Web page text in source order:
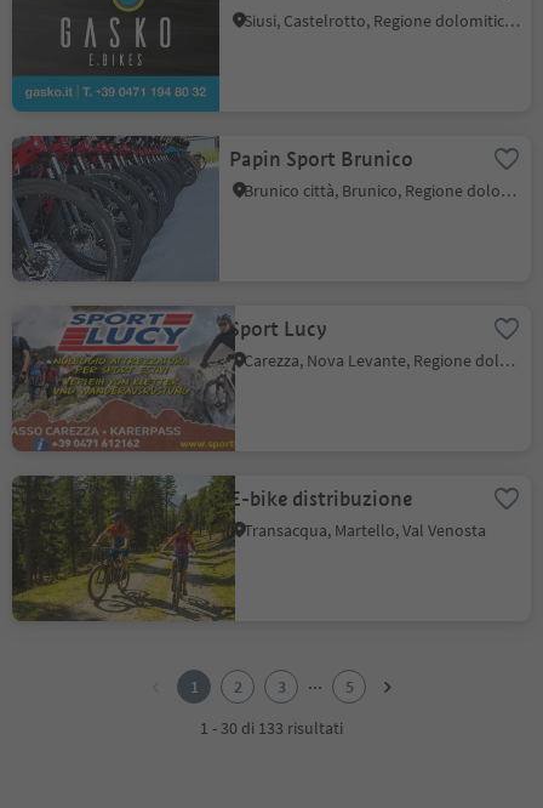
Siusi, Castelrotto, Regione dolomitica Alpe di Siusi
Papin Sport Brunico
Brunico città, Brunico, Regione dolomitica Plan de Corones
Sport Lucy
Carezza, Nova Levante, Regione dolomitica Val d'Ega
E-bike distribuzione
Transacqua, Martello, Val Venosta
1 2 3 ...
5
1 - 30 di 133 risultati